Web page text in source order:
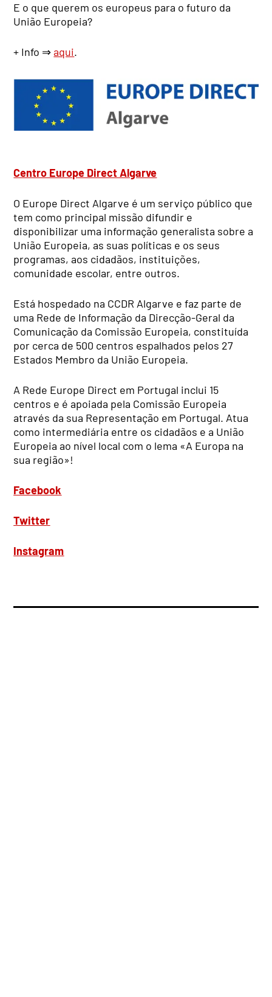
E o que querem os europeus para o futuro da
União Europeia?
+ Info ⇒aqui.
Centro Europe Direct Algarve
O Europe Direct Algarve é um serviço público que
tem como principal missão difundir e
disponibilizar uma informação generalista sobre a
União Europeia, as suas políticas e os seus
programas, aos cidadãos, instituições,
comunidade escolar, entre outros.
Está hospedado na CCDR Algarve e faz parte de
uma Rede de Informação da Direcção-Geral da
Comunicação da Comissão Europeia, constituída
por cerca de 500 centros espalhados pelos 27
Estados Membro da União Europeia.
A Rede Europe Direct em Portugal inclui 15
centros e é apoiada pela Comissão Europeia
através da sua Representação em Portugal. Atua
como intermediária entre os cidadãos e a União
Europeia ao nível local com o lema «A Europa na
sua região»!
Facebook
Twitter
Instagram